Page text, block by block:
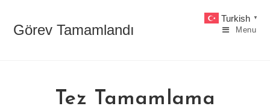
contentGörev Tamamlandı Menu
Tez Tamamlama
Turkish ▼